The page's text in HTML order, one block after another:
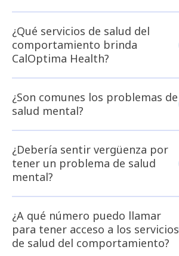
¿Qué servicios de salud del
comportamiento brinda
CalOptima Health?
¿Son comunes los problemas de
salud mental?
¿Debería sentir vergüenza por
tener un problema de salud
mental?
¿A qué número puedo llamar
para tener acceso a los servicios
de salud del comportamiento?